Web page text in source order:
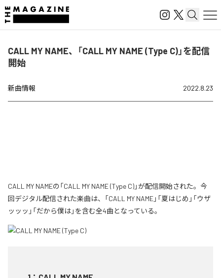
CALL MY NAME、「CALL MY NAME (Type C)」を配信
開始
新曲情報 2022.8.23
CALL MY NAMEの「CALL MY NAME (Type C)」が配信開始された。今
回デジタル配信された楽曲は、「CALL MY NAME」「夏はじめ」「ウザ
ッッッ」「だから僕は」を含む全4曲となっている。